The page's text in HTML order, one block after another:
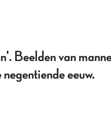
Beelden van
eeuw.